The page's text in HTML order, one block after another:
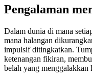
Pengalaman
Dalam dunia di mana
mana halangan
impulsif ditingkatkan.
ketenangan fikiran,
belah yang menggalakkan